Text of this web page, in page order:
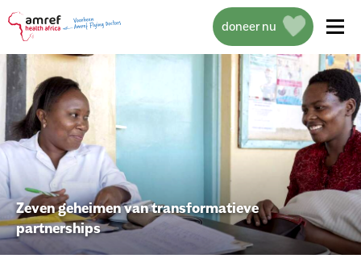
doneer nu
over amref health africa
wat we doen
projecten
Zeven geheimen van transformatieve
partnerships